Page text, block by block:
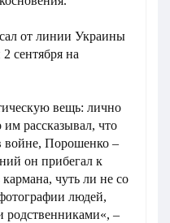
от линии Украины
сентября на
вещь: лично
рассказывал, что
войне, Порошенко –
он прибегал к
чуть ли не со
людей,
родственниками«, –